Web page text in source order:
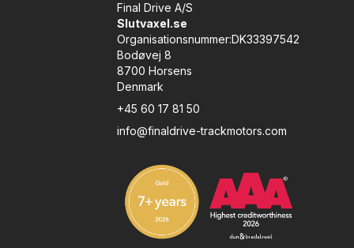
Final Drive A/S
Slutvaxel.se
Organisationsnummer:DK33397542
Bodøvej 8
8700 Horsens
Denmark
+45 60 17 81 50
info@finaldrive-trackmotors.com